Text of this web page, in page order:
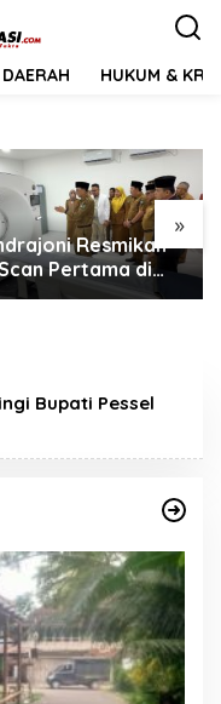
DAERAH HUKUM &
»
Oknum Jorong
Bupati Pessel